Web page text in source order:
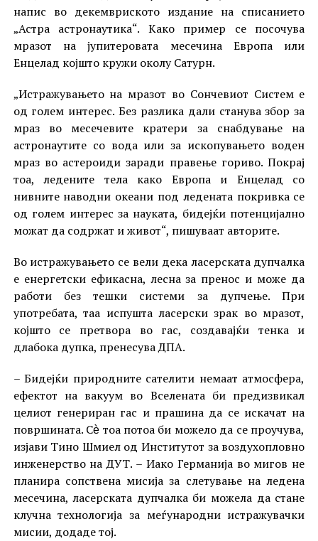
напис во декемвриското издание на списанието
„Астра астронаутика“. Како пример се посочува
мразот на јупитеровата месечина Европа или
Енцелад којшто кружи околу Сатурн.
„Истражувањето на мразот во Сончевиот Систем е
од голем интерес. Без разлика дали станува збор за
мраз во месечевите кратери за снабдување на
астронаутите со вода или за ископувањето воден
мраз во астероиди заради правење гориво. Покрај
тоа, ледените тела како Европа и Енцелад со
нивните наводни океани под ледената покривка се
од голем интерес за науката, бидејќи потенцијално
можат да содржат и живот“, пишуваат авторите.
Во истражувањето се вели дека ласерската дупчалка
е енергетски ефикасна, лесна за пренос и може да
работи без тешки системи за дупчење. При
употребата, таа испушта ласерски зрак во мразот,
којшто се претвора во гас, создавајќи тенка и
длабока дупка, пренесува ДПА.
– Бидејќи природните сателити немаат атмосфера,
ефектот на вакуум во Вселената би предизвикал
целиот генериран гас и прашина да се искачат на
површината. Сѐ тоа потоа би можело да се проучува,
изјави Тино Шмиел од Институтот за воздухопловно
инженерство на ДУТ. – Иако Германија во мигов не
планира сопствена мисија за слетување на ледена
месечина, ласерската дупчалка би можела да стане
клучна технологија за меѓународни истражувачки
мисии, додаде тој.